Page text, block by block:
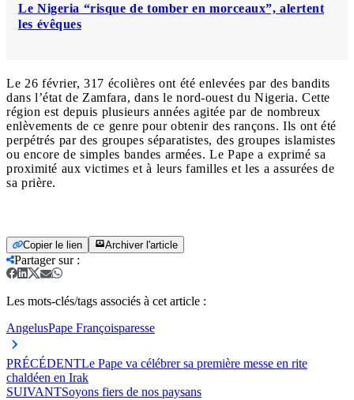
Le Nigeria “risque de tomber en morceaux”, alertent
les évêques
Le 26 février, 317 écolières ont été enlevées par des bandits
dans l’état de Zamfara, dans le nord-ouest du Nigeria. Cette
région est depuis plusieurs années agitée par de nombreux
enlèvements de ce genre pour obtenir des rançons. Ils ont été
perpétrés par des groupes séparatistes, des groupes islamistes
ou encore de simples bandes armées. Le Pape a exprimé sa
proximité aux victimes et à leurs familles et les a assurées de
sa prière.
Copier le lien Archiver l'article
Partager sur:
Les mots-clés/tags associés à cet article :
AngelusPape Françoisparesse
PRÉCÉDENTLe Pape va célébrer sa première messe en rite
chaldéen en Irak
SUIVANTSoyons fiers de nos paysans